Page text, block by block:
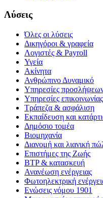
Λύσεις
Όλες οι λύσεις
Δικηγόροι & γραφεία
Λογιστές & Payroll
Υγεία
Ακίνητα
Ανθρώπινο Δυναμικό
Υπηρεσίες
Υπηρεσίες επικοινωνίας
Τράπεζα & ασφάλιση
Εκπαίδευση και
Δημόσιο τομέα
Βιομηχανία
Διανομή και λιανική
Επιστήμες της Ζωής
BTP & κατασκευή
Ανανέωση ενέργειας
Φωτοηλεκτρική
Ενώσεις νόμου 1901